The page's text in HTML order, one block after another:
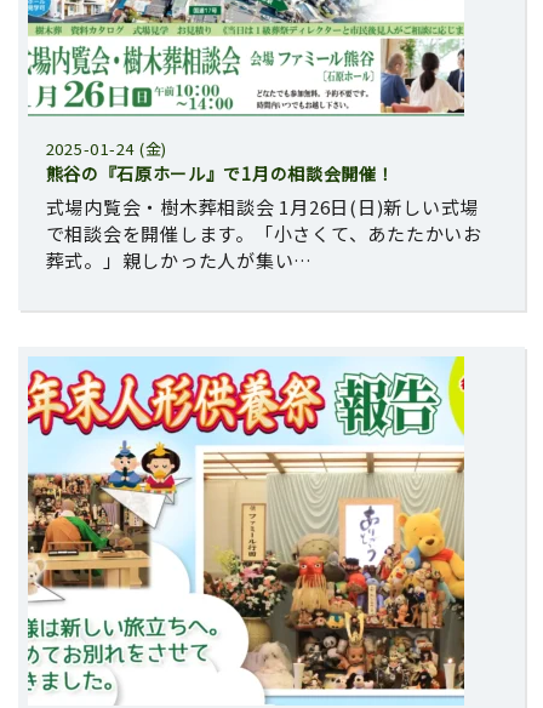
2025-01-24 (金)
熊谷の『石原ホール』で1月の相談会開催！
式場内覧会・樹木葬相談会 1月26日(日)新しい式場
で相談会を開催します。「小さくて、あたたかいお
葬式。」親しかった人が集い…